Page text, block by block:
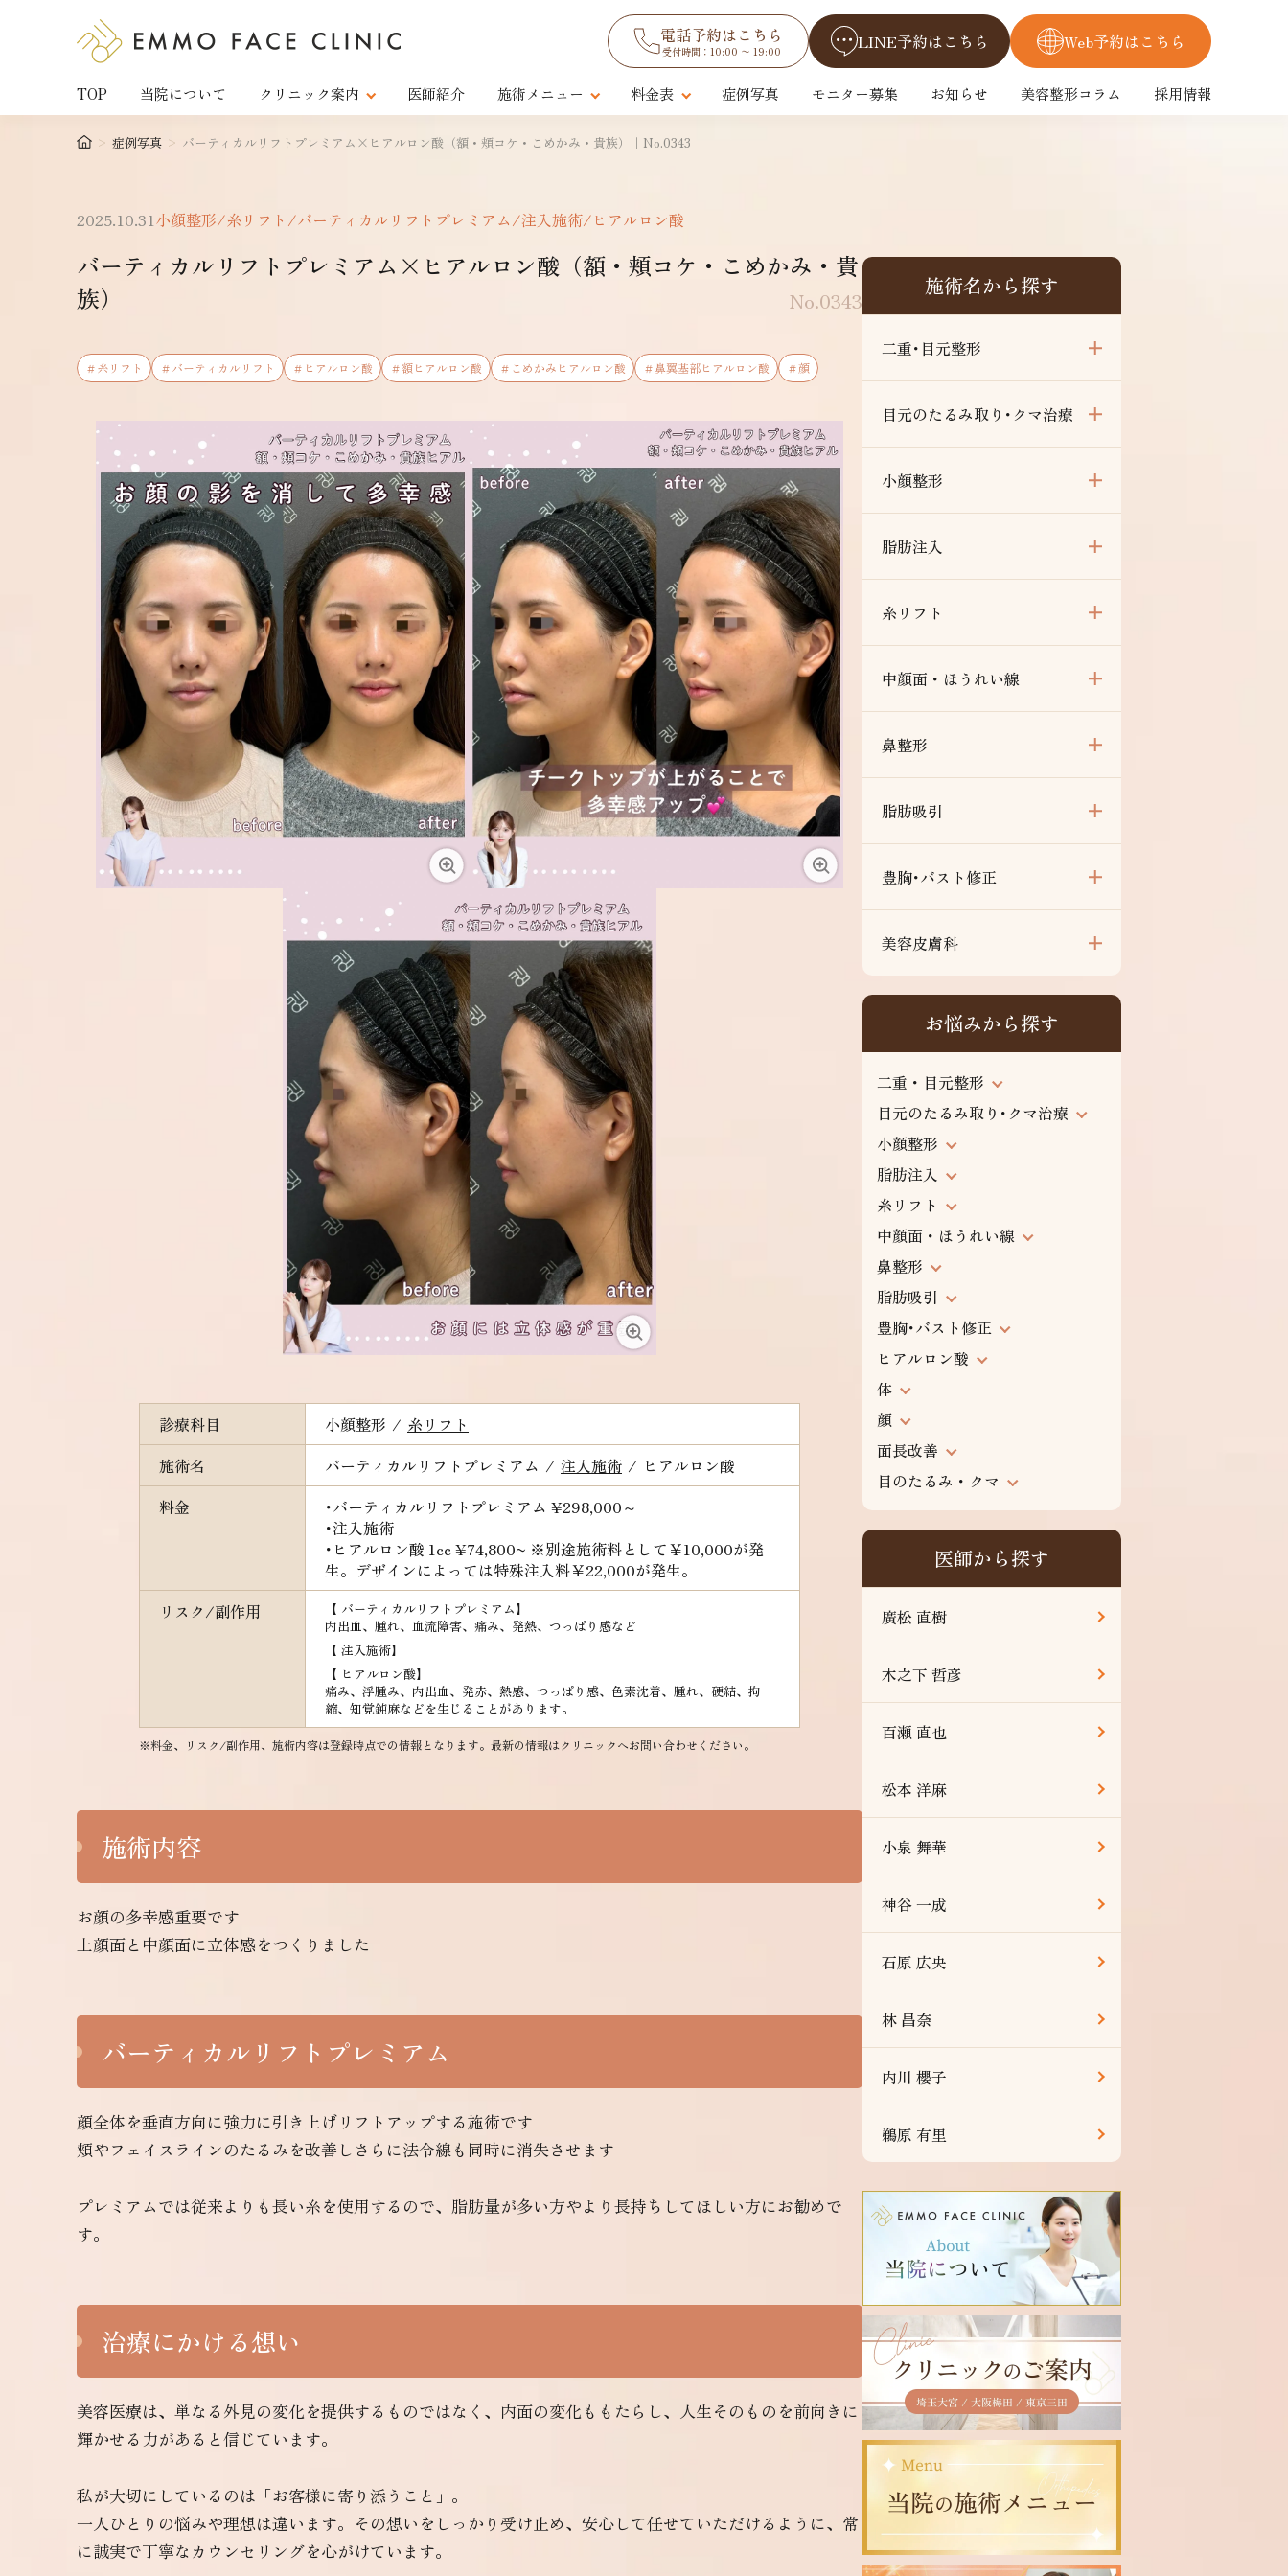
電話予約はこちら
受付時間：10:00 〜 19:00 LINE予約はこちら Web予約はこちら
TOP 当院について クリニック案内 医師紹介 施術メニュー 料金表 症例写真 モニター募集 お知らせ 美容整形コラム 採用情報
> 症例写真 > バーティカルリフトプレミアム×ヒアルロン酸（額・頬コケ・こめかみ・貴族）｜No.0343
2025.10.31小顔整形/糸リフト/バーティカルリフトプレミアム/注入施術/ヒアルロン酸
バーティカルリフトプレミアム×ヒアルロン酸（額・頬コケ・こめかみ・貴
族）
No.0343
＃糸リフト ＃バーティカルリフト ＃ヒアルロン酸 ＃額ヒアルロン酸 ＃こめかみヒアルロン酸 ＃鼻翼基部ヒアルロン酸 ＃顔
診療科目 小顔整形 / 糸リフト
施術名
バーティカルリフトプレミアム / 注入施術 / ヒアルロン酸
料金
･バーティカルリフトプレミアム ¥298,000～
･注入施術
･ヒアルロン酸 1cc ¥74,800~ ※別途施術料として￥10,000が発
生。デザインによっては特殊注入料￥22,000が発生。
リスク/副作用
【 バーティカルリフトプレミアム】
内出血、腫れ、血流障害、痛み、発熱、つっぱり感など
【 注入施術】
【 ヒアルロン酸】
痛み、浮腫み、内出血、発赤、熱感、つっぱり感、色素沈着、腫れ、硬結、拘
縮、知覚鈍麻などを生じることがあります。
※料金、リスク/副作用、施術内容は登録時点での情報となります。最新の情報はクリニックへお問い合わせください。
施術内容
お顔の多幸感重要です
上顔面と中顔面に立体感をつくりました
バーティカルリフトプレミアム
顔全体を垂直方向に強力に引き上げリフトアップする施術です
頬やフェイスラインのたるみを改善しさらに法令線も同時に消失させます
プレミアムでは従来よりも長い糸を使用するので、脂肪量が多い方やより長持ちしてほしい方にお勧めで
す。
治療にかける想い
美容医療は、単なる外見の変化を提供するものではなく、内面の変化ももたらし、人生そのものを前向きに
輝かせる力があると信じています。
私が大切にしているのは「お客様に寄り添うこと」。
一人ひとりの悩みや理想は違います。その想いをしっかり受け止め、安心して任せていただけるように、常
に誠実で丁寧なカウンセリングを心がけています。
施術名から探す
二重･目元整形
目元のたるみ取り･クマ治療
小顔整形
脂肪注入
糸リフト
中顔面・ほうれい線
鼻整形
脂肪吸引
豊胸･バスト修正
美容皮膚科
お悩みから探す
二重・目元整形
目元のたるみ取り･クマ治療
小顔整形
脂肪注入
糸リフト
中顔面・ほうれい線
鼻整形
脂肪吸引
豊胸･バスト修正
ヒアルロン酸
体
顔
面長改善
目のたるみ・クマ
医師から探す
廣松 直樹
木之下 哲彦
百瀬 直也
松本 洋麻
小泉 舞華
神谷 一成
石原 広央
林 昌奈
内川 櫻子
鵜原 有里